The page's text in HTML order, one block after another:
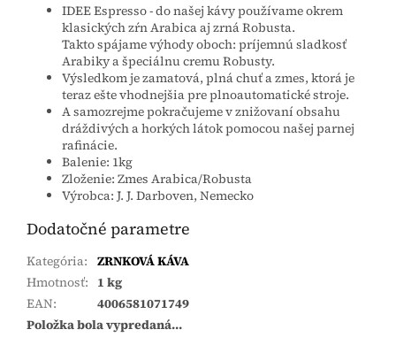
IDEE Espresso - do našej kávy používame okrem
klasických zŕn Arabica aj zrná Robusta.
Takto spájame výhody oboch: príjemnú sladkosť
Arabiky a špeciálnu cremu Robusty.
Výsledkom je zamatová, plná chuť a zmes, ktorá je
teraz ešte vhodnejšia pre plnoautomatické stroje.
A samozrejme pokračujeme v znižovaní obsahu
dráždivých a horkých látok pomocou našej parnej
rafinácie.
Balenie: 1kg
Zloženie: Zmes Arabica/Robusta
Výrobca: J. J. Darboven, Nemecko
Dodatočné parametre
Kategória: ZRNKOVÁ KÁVA
Hmotnosť: 1 kg
EAN:
4006581071749
Položka bola vypredaná…